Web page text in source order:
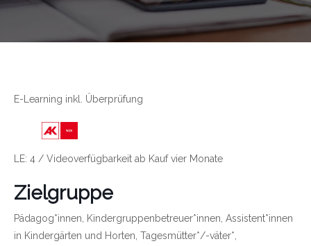
E-Learning inkl. Überprüfung
LE: 4 / Videoverfügbarkeit ab Kauf vier Monate
Zielgruppe
Pädagog*innen, Kindergruppenbetreuer*innen, Assistent*innen
in Kindergärten und Horten, Tagesmütter*/-väter*,